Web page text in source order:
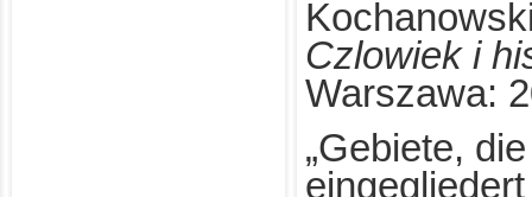
Czlowiek i
Warszawa:
„Gebiete,